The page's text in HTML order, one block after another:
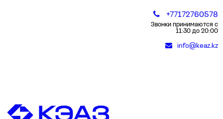
+77172760578
Звонки принимаются с
11:30 до 20:00
info@keaz.kz